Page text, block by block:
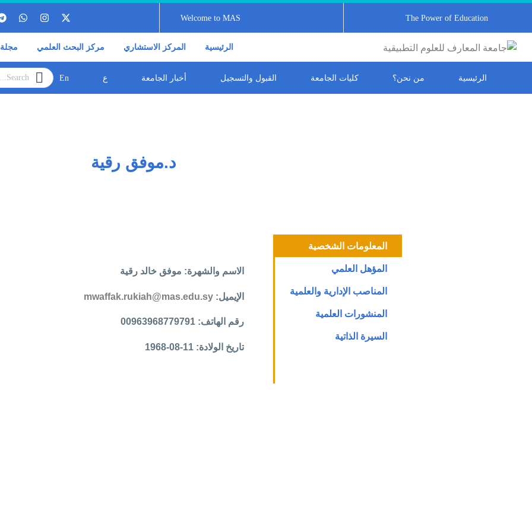
The Power of Education
Welcome to MAS
الرئيسية المركز الاستشاري مركز البحث العلمي
الرئيسية من نحن؟ كليات الجامعة القبول والتسجيل أخبار الجامعة ع En
د.موفق رقية
الاسم والشهرة: موفق خالد رقية
الإيميل: mwaffak.rukiah@mas.edu.sy
رقم الهاتف:
تاريخ الولادة:
المعلومات الشخصية
المؤهل العلمي
المناصب الإدارية والعلمية
المنشورات العلمية
السيرة الذاتية